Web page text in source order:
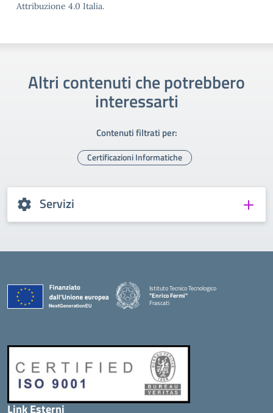
Attribuzione 4.0 Italia.
Altri contenuti che potrebbero
interessarti
Contenuti filtrati per:
Certificazioni Informatiche
Servizi
Istituto Tecnico Tecnologico
"Enrico Fermi"
Frascati
Link Esterni